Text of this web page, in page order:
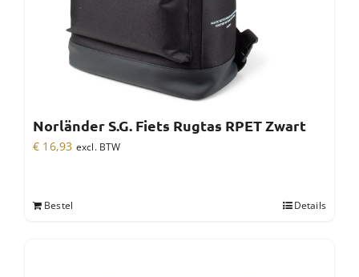
Norländer S.G. Fiets Rugtas RPET Zwart
€ 16,93 excl. BTW
Bestel Details